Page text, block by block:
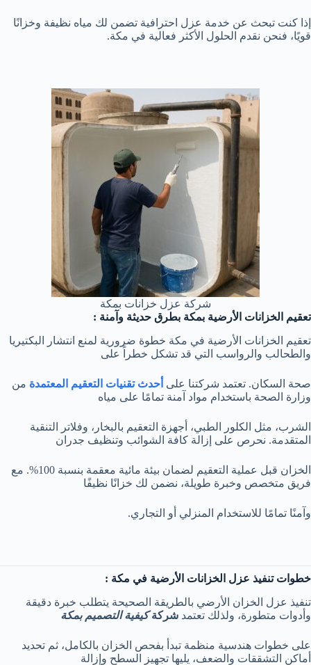
إذا كنت تبحث عن خدمة عزل احترافية تضمن لك مياه نظيفة وخزانًا
قويًا، فنحن نقدم الحلول الأكثر فعالية في مكة.
شركة عزل خزانات بمكة
تعقيم الخزانات الأرضية بمكة بطرق حديثة وآمنة :
تعقيم الخزانات الأرضية في مكة خطوة ضرورية لمنع انتشار البكتيريا
والطحالب والرواسب التي قد تشكل خطراً على
صحة السكان. تعتمد شركتنا على أحدث تقنيات التعقيم المعتمدة من
وزارة الصحة باستخدام مواد آمنة تمامًا على مياه
الشرب، مثل الكلور الطبي، أجهزة التعقيم بالبخار، وفلاتر التنقية
المتقدمة. نحرص على إزالة كافة الشوائب وتنظيف جدران
الخزان قبل عملية التعقيم لضمان بيئة مائية معقمة بنسبة 100%. مع
فريق متخصص وخبرة طويلة، نضمن لك خزانًا نظيفًا
وآمنًا تمامًا للاستخدام المنزلي أو التجاري.
خطوات تنفيذ عزل الخزانات الأرضية في مكة :
تنفيذ عزل الخزان الأرضي بالطريقة الصحيحة يتطلب خبرة دقيقة
وأدوات متطورة، ولذلك تعتمد شركةكيفية التصميم بمكة
على خطوات هندسية منظمة تبدأ بفحص الخزان بالكامل، ثم تحديد
أماكن التشققات والضعف، يليها تجهيز السطح وإزالة